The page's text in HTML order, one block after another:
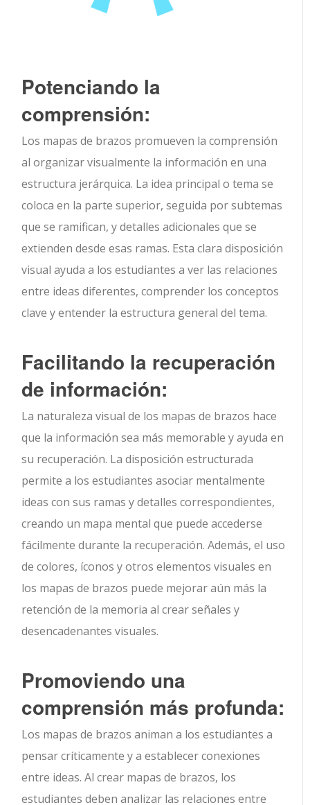
Potenciando la
comprensión:
Los mapas de brazos promueven la comprensión
al organizar visualmente la información en una
estructura jerárquica. La idea principal o tema se
coloca en la parte superior, seguida por subtemas
que se ramifican, y detalles adicionales que se
extienden desde esas ramas. Esta clara disposición
visual ayuda a los estudiantes a ver las relaciones
entre ideas diferentes, comprender los conceptos
clave y entender la estructura general del tema.
Facilitando la recuperación
de información:
La naturaleza visual de los mapas de brazos hace
que la información sea más memorable y ayuda en
su recuperación. La disposición estructurada
permite a los estudiantes asociar mentalmente
ideas con sus ramas y detalles correspondientes,
creando un mapa mental que puede accederse
fácilmente durante la recuperación. Además, el uso
de colores, íconos y otros elementos visuales en
los mapas de brazos puede mejorar aún más la
retención de la memoria al crear señales y
desencadenantes visuales.
Promoviendo una
comprensión más profunda:
Los mapas de brazos animan a los estudiantes a
pensar críticamente y a establecer conexiones
entre ideas. Al crear mapas de brazos, los
estudiantes deben analizar las relaciones entre